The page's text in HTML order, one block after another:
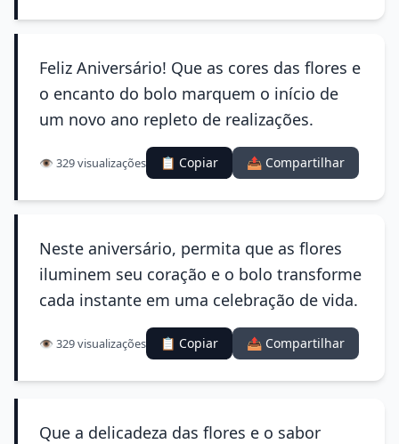
Feliz Aniversário! Que as cores das flores e
o encanto do bolo marquem o início de
um novo ano repleto de realizações.
👁️ 329 visualizações 📋 Copiar 📤 Compartilhar
Neste aniversário, permita que as flores
iluminem seu coração e o bolo transforme
cada instante em uma celebração de vida.
👁️ 329 visualizações 📋 Copiar 📤 Compartilhar
Que a delicadeza das flores e o sabor